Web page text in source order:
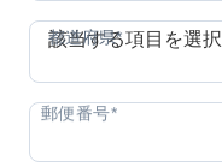
都道府県*
該当する項目を選択